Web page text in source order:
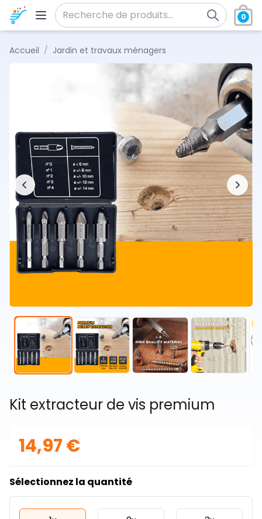
Aller au contenu
Recherche pour :
0
Accueil / Jardin et travaux ménagers
Kit extracteur de vis premium
14,97 €
Sélectionnez la quantité